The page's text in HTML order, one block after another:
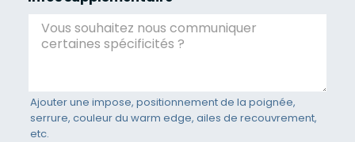
Ajouter une impose, positionnement de la poignée,
serrure, couleur du warm edge, ailes de recouvrement,
etc.